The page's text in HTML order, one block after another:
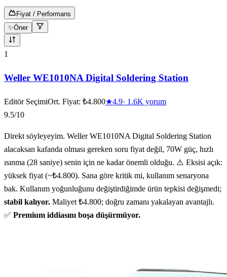
Fiyat / Performans
✨Öner
10
1
Weller WE1010NA Digital Soldering Station
Editör SeçimiOrt. Fiyat: ₺4.800★4.9· 1.6K yorum
9.5/10
Direkt söyleyeyim. Weller WE1010NA Digital Soldering Station
alacaksan kafanda olması gereken soru fiyat değil, 70W güç, hızlı
ısınma (28 saniye) senin için ne kadar önemli olduğu. ⚠️ Eksisi açık:
yüksek fiyat (~₺4.800). Sana göre kritik mi, kullanım senaryona
bak. Kullanım yoğunluğunu değiştirdiğimde ürün tepkisi değişmedi;
stabil kalıyor. Maliyet ₺4.800; doğru zamanı yakalayan avantajlı.
✅ Premium iddiasını boşa düşürmüyor.